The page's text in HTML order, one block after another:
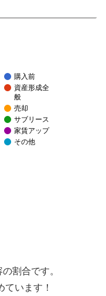
購入前
資産形成全
般
売却
サブリース
家賃アップ
その他
割合です。
ています！